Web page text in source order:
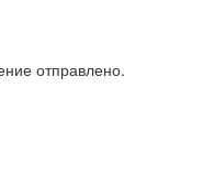
отправлено.